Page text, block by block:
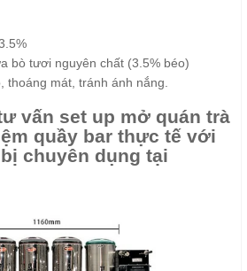
bò tươi nguyên chất (3.5% béo)
thoáng mát, tránh ánh nắng.
vấn set up mở quán trà
quầy bar thực tế với
chuyên dụng tại